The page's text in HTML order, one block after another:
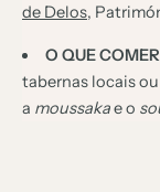
de Delos,
O QUE
tabernas locais
a moussakae o